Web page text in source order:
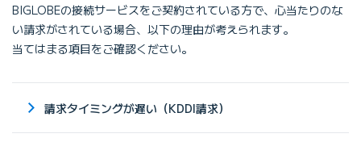
BIGLOBEの接続サービスをご契約されている⽅で、⼼当たりのな
い請求がされている場合、以下の理由が考えられます。
当てはまる項⽬をご確認ください。
請求タイミングが遅い（KDDI請求）